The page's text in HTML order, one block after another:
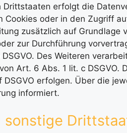
erfolgt die
oder in den Zugriff
zusätzlich auf Grundlage
zur Durchführung
Des Weiteren
Art. 6 Abs. 1 lit. c DSGVO.
erfolgen. Über die
informiert.
sonstige